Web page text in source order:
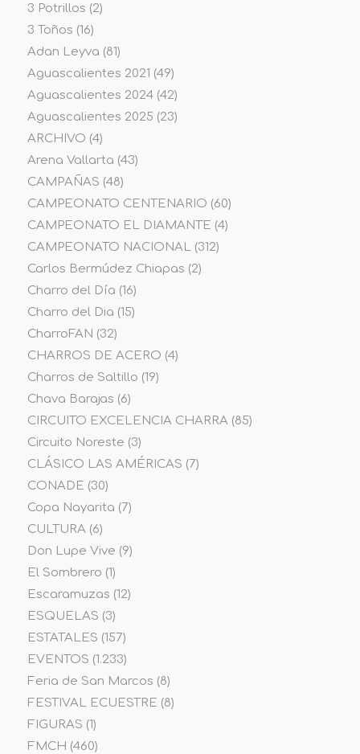
3 Potrillos (2)
3 Toños (16)
Adan Leyva (81)
Aguascalientes 2021 (49)
Aguascalientes 2024(42)
Aguascalientes 2025 (23)
ARCHIVO (4)
Arena Vallarta (43)
CAMPAÑAS (48)
CAMPEONATO CENTENARIO (60)
CAMPEONATO EL DIAMANTE (4)
CAMPEONATO NACIONAL(312)
Carlos Bermúdez Chiapas (2)
Charro del Día (16)
Charro del Dia (15)
CharroFAN (32)
CHARROS DE ACERO (4)
Charros de Saltillo (19)
Chava Barajas (6)
CIRCUITO EXCELENCIA CHARRA(85)
Circuito Noreste (3)
CLÁSICO LAS AMÉRICAS (7)
CONADE (30)
Copa Nayarita (7)
CULTURA(6)
Don Lupe Vive (9)
El Sombrero (1)
Escaramuzas (12)
ESQUELAS (3)
ESTATALES (157)
EVENTOS (1.233)
Feria de San Marcos (8)
FESTIVAL ECUESTRE (8)
FIGURAS (1)
FMCH (460)